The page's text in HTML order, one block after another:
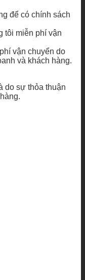
để có chính sách
tôi miễn phí vận
vận chuyển do
và khách hàng.
do sự thỏa thuận